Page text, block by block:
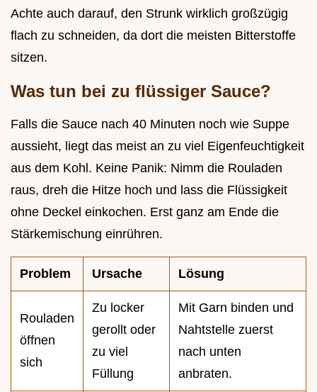
Achte auch darauf, den Strunk wirklich großzügig
flach zu schneiden, da dort die meisten Bitterstoffe
sitzen.
Was tun bei zu flüssiger Sauce?
Falls die Sauce nach 40 Minuten noch wie Suppe
aussieht, liegt das meist an zu viel Eigenfeuchtigkeit
aus dem Kohl. Keine Panik: Nimm die Rouladen
raus, dreh die Hitze hoch und lass die Flüssigkeit
ohne Deckel einkochen. Erst ganz am Ende die
Stärkemischung einrühren.
Problem Ursache Lösung
Rouladen
öffnen
sich
Zu locker
gerollt oder
zu viel
Füllung
Mit Garn binden und
Nahtstelle zuerst
nach unten
anbraten.